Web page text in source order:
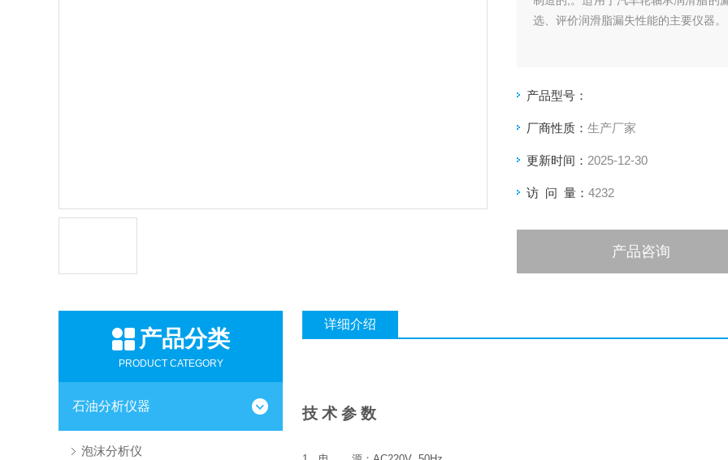
选、评价润滑脂漏失性能的主要仪器。
产品型号：
厂商性质： 生产厂家
更新时间： 2025-12-30
访 问 量： 4232
产品咨询
产品分类
PRODUCT CATEGORY
石油分析仪器
泡沫分析仪
详细介绍
技 术 参 数